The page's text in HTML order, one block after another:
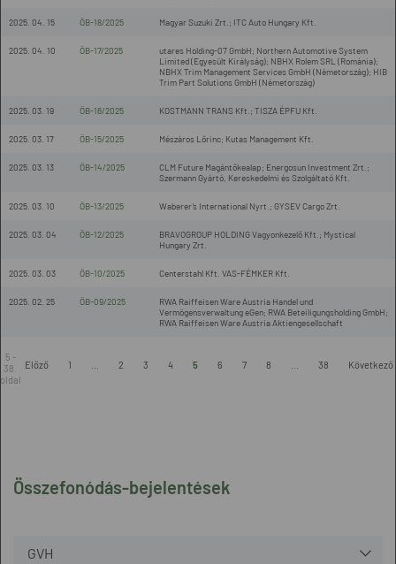
Összefonódás-bejelentések
GVH
2025. 04. 15 ÖB-18/2025 Magyar Suzuki Zrt.; ITC Auto Hungary Kft.
2025. 04. 10 ÖB-17/2025
utares Holding-07 GmbH; Northern Automotive System
Limited (Egyesült Királyság); NBHX Rolem SRL (Románia);
NBHX Trim Management Services GmbH (Németország); HIB
Trim Part Solutions GmbH (Németország)
2025. 03. 19 ÖB-16/2025 KOSTMANN TRANS Kft.; TISZA ÉPFU Kft.
2025. 03. 17 ÖB-15/2025 Mészáros Lőrinc; Kutas Management Kft.
2025. 03. 13 ÖB-14/2025
CLM Future Magántőkealap; Energosun Investment Zrt.;
Szermann Gyártó, Kereskedelmi és Szolgáltató Kft.
2025. 03. 10 ÖB-13/2025 Waberer’s International Nyrt.; GYSEV Cargo Zrt.
2025. 03. 04 ÖB-12/2025
BRAVOGROUP HOLDING Vagyonkezelő Kft.; Mystical
Hungary Zrt.
2025. 03. 03 ÖB-10/2025 Centerstahl Kft. VAS-FÉMKER Kft.
2025. 02. 25 ÖB-09/2025
RWA Raiffeisen Ware Austria Handel und
Vermögensverwaltung eGen; RWA Beteiligungsholding GmbH;
RWA Raiffeisen Ware Austria Aktiengesellschaft
5 -
38.
oldal
Előző 1 2 3 4 5 6 7 8 38 Következő